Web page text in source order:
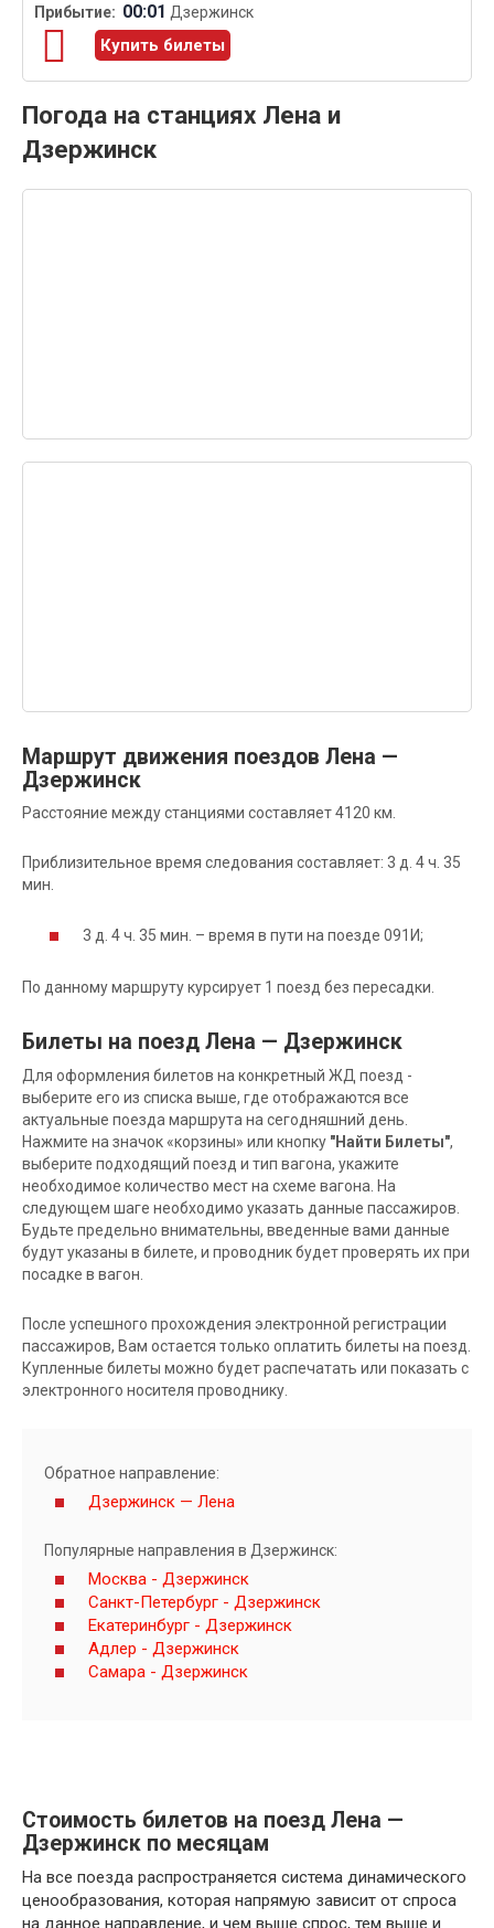
00:01 Дзержинск
Купить билеты
Погода на станциях Лена и
Дзержинск
Маршрут движения поездов Лена —
Дзержинск
Расстояние между станциями составляет 4120 км.
Приблизительное время следования составляет: 3 д. 4 ч. 35
мин.
3 д. 4 ч. 35 мин. – время в пути на поезде 091И;
По данному маршруту курсирует 1 поезд без пересадки.
Билеты на поезд Лена — Дзержинск
Для оформления билетов на конкретный ЖД поезд -
выберите его из списка выше, где отображаются все
актуальные поезда маршрута на сегодняшний день.
Нажмите на значок «корзины» или кнопку "Найти Билеты",
выберите подходящий поезд и тип вагона, укажите
необходимое количество мест на схеме вагона. На
следующем шаге необходимо указать данные пассажиров.
Будьте предельно внимательны, введенные вами данные
будут указаны в билете, и проводник будет проверять их при
посадке в вагон.
После успешного прохождения электронной регистрации
пассажиров, Вам остается только оплатить билеты на поезд.
Купленные билеты можно будет распечатать или показать с
электронного носителя проводнику.
Обратное направление:
Дзержинск — Лена
Популярные направления в Дзержинск:
Москва - Дзержинск
Санкт-Петербург - Дзержинск
Екатеринбург - Дзержинск
Адлер - Дзержинск
Самара - Дзержинск
Стоимость билетов на поезд Лена —
Дзержинск по месяцам
На все поезда распространяется система динамического
ценообразования, которая напрямую зависит от спроса
на данное направление, и чем выше спрос, тем выше и